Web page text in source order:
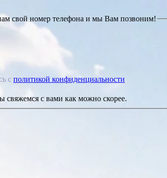
свой номер телефона и мы Вам позвоним!
с политикой конфиденциальности
с вами как можно скорее.